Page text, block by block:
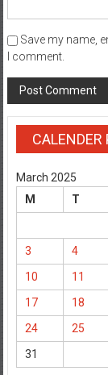
Save my name,
I comment.
CALENDER
March 2025
M
T
3
4
10
11
17
18
24
25
31